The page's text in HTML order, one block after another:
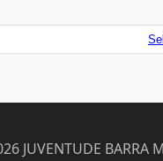
JUVENTUDE BARRA